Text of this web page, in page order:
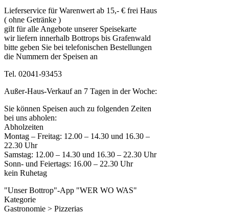
Lieferservice für Warenwert ab 15,- € frei Haus
( ohne Getränke )
gilt für alle Angebote unserer Speisekarte
wir liefern innerhalb Bottrops bis Grafenwald
bitte geben Sie bei telefonischen Bestellungen
die Nummern der Speisen an
Tel. 02041-93453
Außer-Haus-Verkauf an 7 Tagen in der Woche:
Sie können Speisen auch zu folgenden Zeiten
bei uns abholen:
Abholzeiten
Montag – Freitag: 12.00 – 14.30 und 16.30 –
22.30 Uhr
Samstag: 12.00 – 14.30 und 16.30 – 22.30 Uhr
Sonn- und Feiertags: 16.00 – 22.30 Uhr
kein Ruhetag
"Unser Bottrop"-App "WER WO WAS"
Kategorie
Gastronomie > Pizzerias